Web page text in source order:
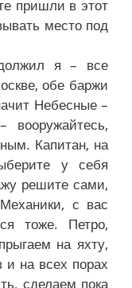
пришли в этот
место под
я – все
обе баржи
Небесные –
Капитан, на
у себя
решите сами,
с вас
тоже. Петро,
на яхту,
и на всех порах
сделаем пока